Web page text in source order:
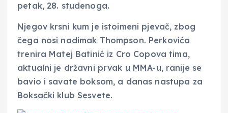
petak, 28. studenoga.
Njegov krsni kum je istoimeni pjevač, zbog
čega nosi nadimak Thompson. Perkovića
trenira Matej Batinić iz Cro Copova tima,
aktualni je državni prvak u MMA-u, ranije se
bavio i savate boksom, a danas nastupa za
Boksački klub Sesvete.